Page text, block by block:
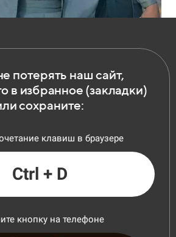
потерять наш сайт,
в избранное (закладки)
сохраните:
клавиш в браузере
Ctrl + D
кнопку на телефоне